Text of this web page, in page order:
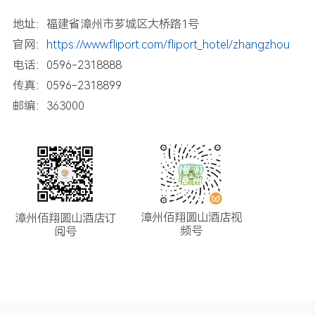
地址：福建省漳州市芗城区大桥路1号
官网：
https://www.fliport.com/fliport_hotel/zhangzhou
电话：0596-2318888
传真：0596-2318899
邮编：363000
漳州佰翔圆山酒店订
阅号
漳州佰翔圆山酒店视
频号